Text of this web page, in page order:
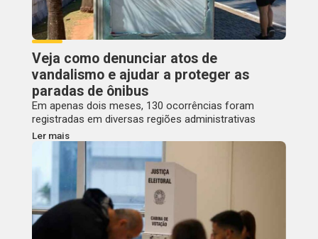
Veja como denunciar atos de
vandalismo e ajudar a proteger as
paradas de ônibus
Em apenas dois meses, 130 ocorrências foram
registradas em diversas regiões administrativas
Ler mais